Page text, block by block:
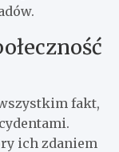
fakt,
ich zdaniem